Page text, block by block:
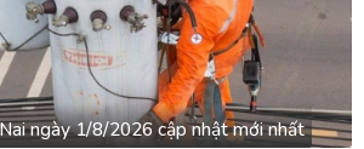
ngày 1/8/2026 cập nhật mới nhất